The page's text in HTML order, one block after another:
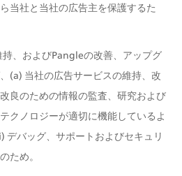
当社と当社の広告主を保護するた
、およびPangleの改善、アップグ
(a) 当社の広告サービスの維持、改
良のための情報の監査、研究および
クノロジーが適切に機能しているよ
デバッグ、サポートおよびセキュリ
ため。